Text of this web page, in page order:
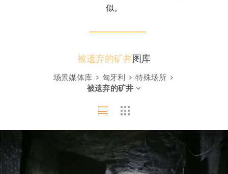
似。
被遗弃的矿井 图库
场景媒体库 匈牙利
特殊场所
被遗弃的矿井